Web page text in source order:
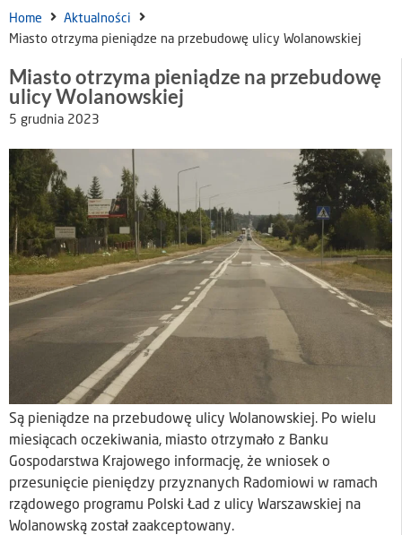
Home
Aktualności
Miasto otrzyma pieniądze na przebudowę ulicy Wolanowskiej
Miasto otrzyma pieniądze na przebudowę
ulicy Wolanowskiej
5 grudnia 2023
Są pieniądze na przebudowę ulicy Wolanowskiej. Po wielu
miesiącach oczekiwania, miasto otrzymało z Banku
Gospodarstwa Krajowego informację, że wniosek o
przesunięcie pieniędzy przyznanych Radomiowi w ramach
rządowego programu Polski Ład z ulicy Warszawskiej na
Wolanowską został zaakceptowany.